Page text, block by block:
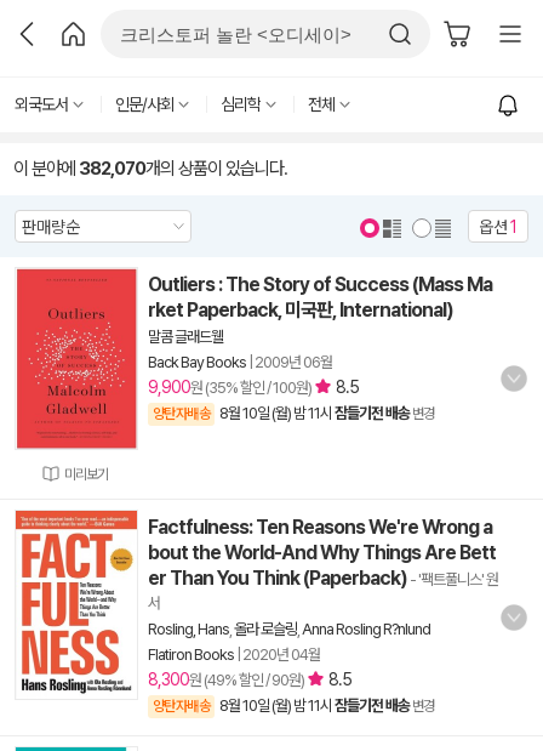
외국도서 인문/사회 심리학 전체
이 분야에 382,070개의 상품이 있습니다.
옵션1
미리보기
Outliers : The Story of Success (Mass Ma
rket Paperback, 미국판, International)
말콤 글래드웰
Back Bay Books 2009년 06월
9,900원 (35% 할인 / 100원) 8.5
양탄자배송 8월 10일 (월) 밤 11시 잠들기전 배송 변경
Factfulness: Ten Reasons We're Wrong a
bout the World-And Why Things Are Bett
er Than You Think (Paperback) - '팩트풀니스' 원
서
Rosling, Hans 올라 로슬링 Anna Rosling R?nlund
Flatiron Books 2020년 04월
8,300원 (49% 할인 / 90원) 8.5
양탄자배송 8월 10일 (월) 밤 11시 잠들기전 배송 변경